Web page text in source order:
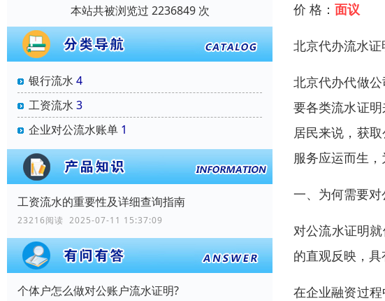
本站共被浏览过 2236849 次
银行流水 4
工资流水 3
企业对公流水账单 1
工资流水的重要性及详细查询指南
23216阅读 2025-07-11 15:37:09
个体户怎么做对公账户流水证明?
价 格： 面议
北京代办流水
北京代办代做
要各类流水证
居民来说，获
服务应运而生，
一、为何需要
对公流水证明
的直观反映，具
在企业融资过